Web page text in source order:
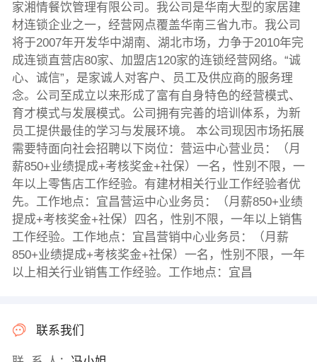
家湘情餐饮管理有限公司。我公司是华南大型的家居建
材连锁企业之一，经营网点覆盖华南三省九市。我公司
将于2007年开发华中湖南、湖北市场，力争于2010年完
成连锁直营店80家、加盟店120家的连锁经营网络。“诚
心、诚信”，是家诚人对客户、员工及供应商的服务理
念。公司至成立以来形成了富有自身特色的经营模式、
育才模式与发展模式。公司拥有完善的培训体系，为新
员工提供最佳的学习与发展环境。 本公司现因市场拓展
需要特面向社会招聘以下岗位：营运中心营业员：（月
薪850+业绩提成+考核奖金+社保）一名，性别不限，一
年以上零售店工作经验。有建材相关行业工作经验者优
先。工作地点：宜昌营运中心业务员：（月薪850+业绩
提成+考核奖金+社保）四名，性别不限，一年以上销售
工作经验。工作地点：宜昌营销中心业务员：（月薪
850+业绩提成+考核奖金+社保）一名，性别不限，一年
以上相关行业销售工作经验。工作地点：宜昌
联系我们